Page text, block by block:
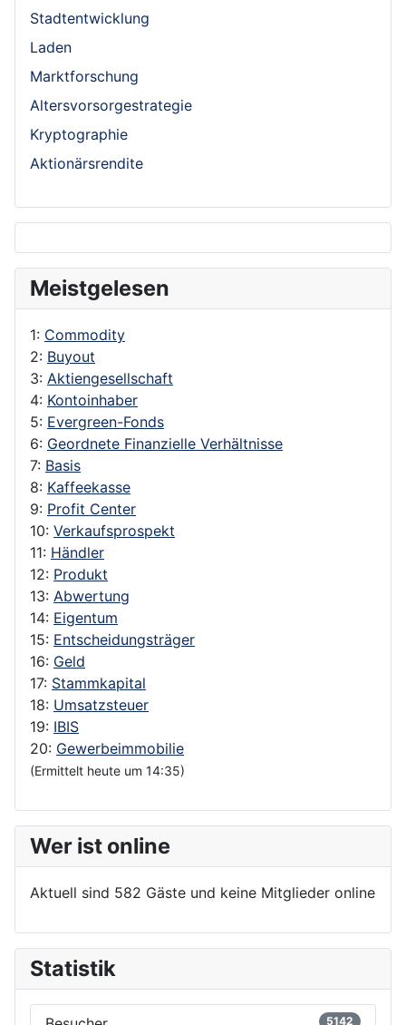
Stadtentwicklung
Laden
Marktforschung
Altersvorsorgestrategie
Kryptographie
Aktionärsrendite
Meistgelesen
1: Commodity
2: Buyout
3: Aktiengesellschaft
4: Kontoinhaber
5: Evergreen-Fonds
6: Geordnete Finanzielle Verhältnisse
7: Basis
8: Kaffeekasse
9: Profit Center
10: Verkaufsprospekt
11: Händler
12: Produkt
13: Abwertung
14: Eigentum
15: Entscheidungsträger
16: Geld
17: Stammkapital
18: Umsatzsteuer
19: IBIS
20: Gewerbeimmobilie
(Ermittelt heute um 14:35)
Wer ist online
Aktuell sind 582 Gäste und keine Mitglieder online
Statistik
5142